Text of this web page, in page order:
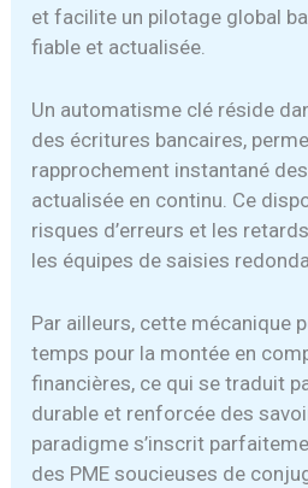
et facilite un pilotage global
fiable et actualisée.
Un automatisme clé réside
des écritures bancaires,
rapprochement instantané
actualisée en continu. Ce
risques d’erreurs et les
les équipes de saisies
Par ailleurs, cette mécanique
temps pour la montée en
financières, ce qui se traduit
durable et renforcée des
paradigme s’inscrit
des PME soucieuses de